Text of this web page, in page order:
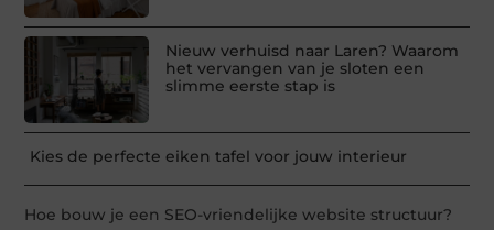
Nieuw verhuisd naar Laren? Waarom
het vervangen van je sloten een
slimme eerste stap is
Kies de perfecte eiken tafel voor jouw interieur
Hoe bouw je een SEO-vriendelijke website structuur?